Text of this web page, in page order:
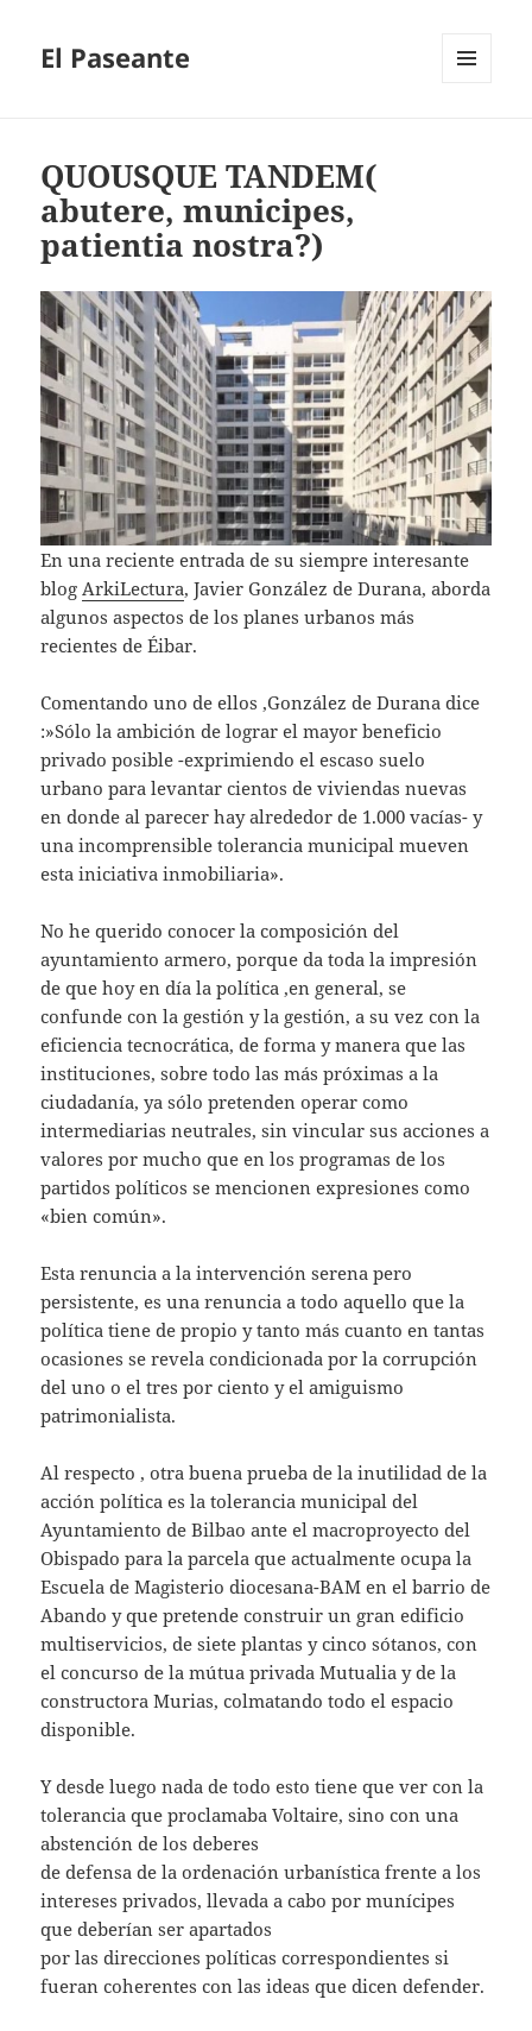
El Paseante
QUOUSQUE TANDEM(
abutere, municipes,
patientia nostra?)
En una reciente entrada de su siempre interesante
blogArkiLectura, Javier González de Durana, aborda
algunos aspectos de los planes urbanos más
recientes de Éibar.
Comentando uno de ellos ,González de Durana dice
:»Sólo la ambición de lograr el mayor beneficio
privado posible -exprimiendo el escaso suelo
urbano para levantar cientos de viviendas nuevas
en donde al parecer hay alrededor de 1.000 vacías- y
una incomprensible tolerancia municipal mueven
esta iniciativa inmobiliaria».
No he querido conocer la composición del
ayuntamiento armero, porque da toda la impresión
de que hoy en día la política ,en general, se
confunde con la gestión y la gestión, a su vez con la
eficiencia tecnocrática, de forma y manera que las
instituciones, sobre todo las más próximas a la
ciudadanía, ya sólo pretenden operar como
intermediarias neutrales, sin vincular sus acciones a
valores por mucho que en los programas de los
partidos políticos se mencionen expresiones como
«bien común».
Esta renuncia a la intervención serena pero
persistente, es una renuncia a todo aquello que la
política tiene de propio y tanto más cuanto en tantas
ocasiones se revela condicionada por la corrupción
del uno o el tres por ciento y el amiguismo
patrimonialista.
Al respecto , otra buena prueba de la inutilidad de la
acción política es la tolerancia municipal del
Ayuntamiento de Bilbao ante el macroproyecto del
Obispado para la parcela que actualmente ocupa la
Escuela de Magisterio diocesana-BAM en el barrio de
Abando y que pretende construir un gran edificio
multiservicios, de siete plantas y cinco sótanos, con
el concurso de la mútua privada Mutualia y de la
constructora Murias, colmatando todo el espacio
disponible.
Y desde luego nada de todo esto tiene que ver con la
tolerancia que proclamaba Voltaire, sino con una
abstención de los deberes
de defensa de la ordenación urbanística frente a los
intereses privados, llevada a cabo por munícipes
que deberían ser apartados
por las direcciones políticas correspondientes si
fueran coherentes con las ideas que dicen defender.